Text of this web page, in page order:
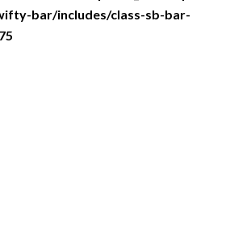
bar/includes/class-sb-bar-